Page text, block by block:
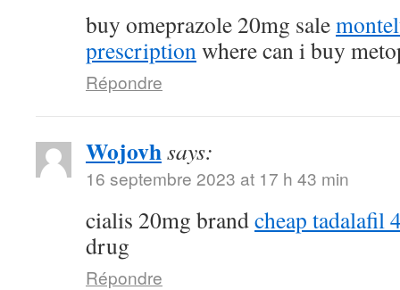
buy omeprazole 20mg sale
prescriptionwhere can i buy
Répondre
Wojovhsays:
16 septembre 2023 at 17 h 43 min
cialis 20mg brandcheap tadalafil
drug
Répondre